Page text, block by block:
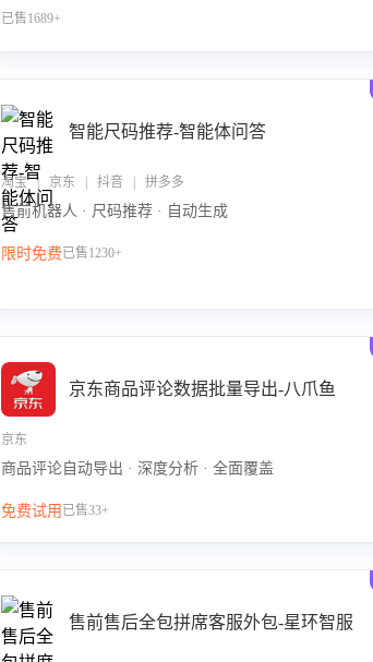
已售1689+
智能尺码推荐-智能体问答
淘宝 | 京东 | 抖音 | 拼多多
售前机器人 · 尺码推荐 · 自动生成
限时免费已售1230+
京东商品评论数据批量导出-八爪鱼
京东
商品评论自动导出 · 深度分析 · 全面覆盖
免费试用 已售33+
售前售后全包拼席客服外包-星环智服